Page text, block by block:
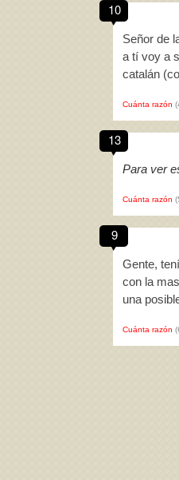
10
Señor de
a tí voy a
catalán
Cuánta razón
13
Para ver
Cuánta razón
9
Gente,
con la
una
Cuánta razón